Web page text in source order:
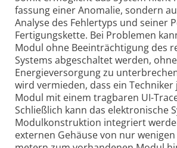
fassung einer Ano­malie, sondern
Ana­lyse des Fehler­typs und seiner
Fertigungs­kette. Bei Problemen
Modul ohne Beein­träch­tigung des
Systems abge­schaltet werden,
Energie­ver­sorgung zu
wird ver­mieden, dass ein Techniker
Modul mit einem trag­baren UI-
Schließ­lich kann das elek­tro­nische
Modul­kon­struktion inte­griert
externen Gehäuse von nur